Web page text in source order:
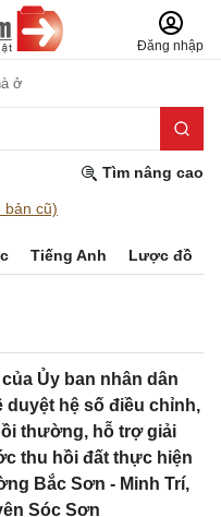
Đăng nhập
ở
Tìm nâng cao
bản cũ)
Tiếng Anh Lược đồ
Ủy ban nhân dân
duyệt hệ số điều chỉnh,
thường, hỗ trợ giải
thu hồi đất thực hiện
Bắc Sơn - Minh Trí,
Sóc Sơn